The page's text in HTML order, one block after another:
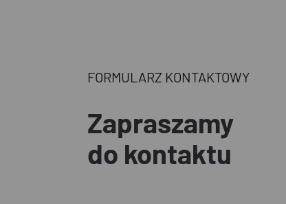
FORMULARZ KONTAKTOWY
Zapraszamy
do kontaktu